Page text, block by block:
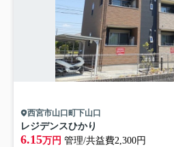
西宮市山口町下山口
レジデンスひかり
6.15万円 管理/共益費2,300円